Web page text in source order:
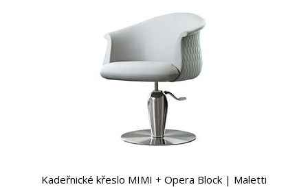
Kadeřnické křeslo MIMI + Opera Block | Maletti